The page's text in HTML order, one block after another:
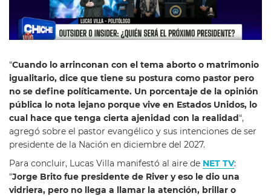
“Cuando lo arrinconan con el tema aborto o matrimonio
igualitario, dice que tiene su postura como pastor pero
no se define políticamente. Un porcentaje de la opinión
pública lo nota lejano porque vive en Estados Unidos, lo
cual hace que tenga cierta ajenidad con la realidad“,
agregó sobre el pastor evangélico y sus intenciones de ser
presidente de la Nación en diciembre del 2027.
Para concluir, Lucas Villa manifestó al aire de NET TV:
“Jorge Brito fue presidente de River y eso le dio una
vidriera, pero no llega a llamar la atención, brillar o